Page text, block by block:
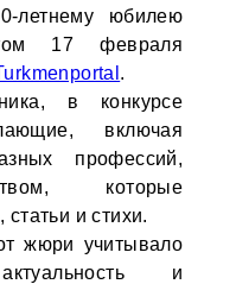
летнему юбилею
17 февраля
.
в конкурсе
включая
профессий,
которые
и стихи.
жюри учитывало
и